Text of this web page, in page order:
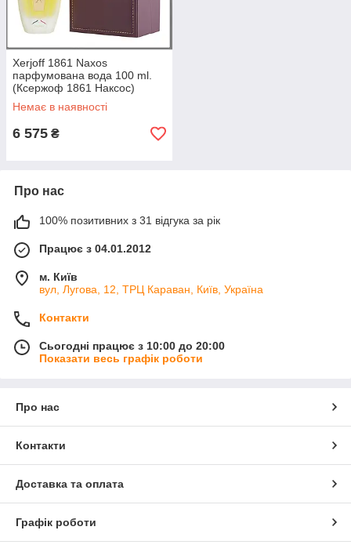
демократичними цінами пропонує інтернет-магазин
парфумерії
VIP-Parfum
Xerjoff 1861 Naxos
парфумована вода 100 ml.
(Ксержоф 1861 Наксос)
Немає в наявності
6 575 ₴
Про нас
100% позитивних з 31 відгука за рік
Працює з 04.01.2012
м. Київ
вул, Лугова, 12, ТРЦ Караван, Київ, Україна
Контакти
Сьогодні працює з 10:00 до 20:00
Показати весь графік роботи
Про нас
Контакти
Доставка та оплата
Графік роботи